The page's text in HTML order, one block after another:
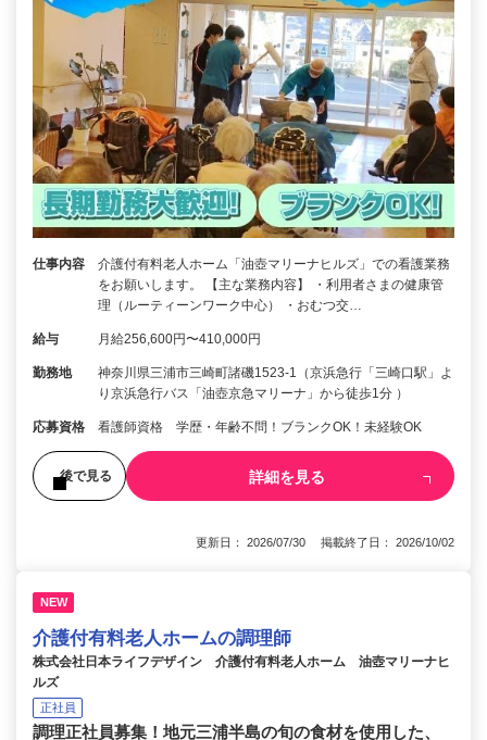
仕事内容
介護付有料老人ホーム「油壺マリーナヒルズ」での看護業務
をお願いします。 【主な業務内容】 ・利用者さまの健康管
理（ルーティーンワーク中心） ・おむつ交…
給与 月給256,600円〜410,000円
勤務地
神奈川県三浦市三崎町諸磯1523-1（京浜急行「三崎口駅」よ
り京浜急行バス「油壺京急マリーナ」から徒歩1分 ）
応募資格 看護師資格 学歴・年齢不問！ブランクOK！未経験OK
後で見る 詳細を見る
更新日： 2026/07/30 掲載終了日： 2026/10/02
NEW
介護付有料老人ホームの調理師
株式会社日本ライフデザイン 介護付有料老人ホーム 油壺マリーナヒ
ルズ
正社員
調理正社員募集！地元三浦半島の旬の食材を使用した、